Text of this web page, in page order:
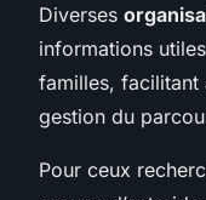
Diverses
informations
familles, facilitant
gestion du
Pour ceux